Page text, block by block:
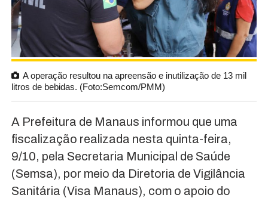
A operação resultou na apreensão e inutilização de 13 mil
litros de bebidas. (Foto:Semcom/PMM)
A Prefeitura de Manaus informou que uma
fiscalização realizada nesta quinta-feira,
9/10, pela Secretaria Municipal de Saúde
(Semsa), por meio da Diretoria de Vigilância
Sanitária (Visa Manaus), com o apoio do